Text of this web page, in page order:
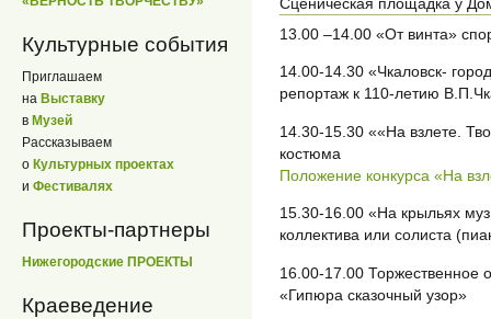
Культурные события
Приглашаем
на Выставку
в Музей
Рассказываем
о Культурных проектах
и Фестивалях
Проекты-партнеры
Нижегородские ПРОЕКТЫ
Краеведение
13.00 –14.00 «От винта»
14.00-14.30 «Чкаловск-
репортаж к 110-летию
14.30-15.30 ««На взлете.
костюма
Положение конкурса «На
15.30-16.00 «На крыльях
коллектива или солиста
16.00-17.00 Торжественное
«Гипюра сказочный узор»